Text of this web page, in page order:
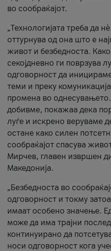
во сообраќајот.
„Технологијата треба да
оттурнува од она што е
живот и безбедноста.
секојдневно ги поврзува
одговорност да
теми и преку
промена во
добивме, покажаа дека
луѓе и искрено веруваме
остане како силен
сообраќајот спасува
Мирчев, главен извршен
Македонија.
„Безбедноста во
одговорност и токму
имаат особено значење.
може да има трајни
континуирано да
носи одговорност кога